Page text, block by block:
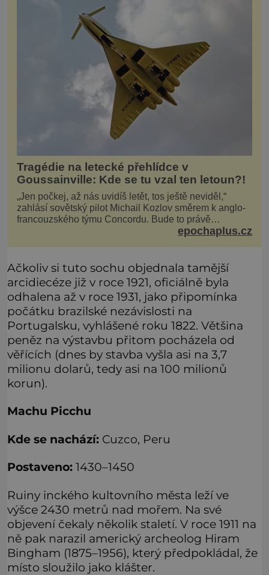
Tragédie na letecké přehlídce v
Goussainville: Kde se tu vzal ten letoun?!
„Jen počkej, až nás uvidíš letět, tos ještě neviděl,“
zahlásí sovětský pilot Michail Kozlov směrem k anglo-
francouzského týmu Concordu. Bude to právě
konkurenční boj, co bude stát za smrtí celé 6členné
epochaplus.cz
Ačkoliv si tuto sochu objednala tamější
arcidiecéze již v roce 1921, oficiálně byla
odhalena až v roce 1931, jako připomínka
počátku brazilské nezávislosti na
Portugalsku, vyhlášené roku 1822. Většina
peněz na výstavbu přitom pocházela od
věřících (dnes by stavba vyšla asi na 3,7
milionu dolarů, tedy asi na 100 milionů
korun).
Machu Picchu
Kde se nachází: Cuzco, Peru
Postaveno: 1430–1450
Ruiny inckého kultovního města leží ve
výšce 2430 metrů nad mořem. Na své
objevení čekaly několik staletí. V roce 1911 na
ně pak narazil americký archeolog Hiram
Bingham (1875–1956), který předpokládal, že
místo sloužilo jako klášter.